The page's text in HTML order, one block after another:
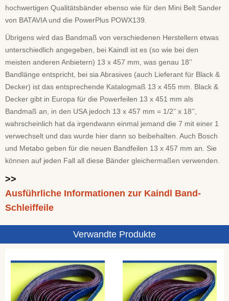
hochwertigen Qualitätsbänder ebenso wie für den Mini Belt Sander
von BATAVIA und die PowerPlus POWX139.
Übrigens wird das Bandmaß von verschiedenen Herstellern etwas
unterschiedlich angegeben, bei Kaindl ist es (so wie bei den
meisten anderen Anbietern) 13 x 457 mm, was genau 18’’
Bandlänge entspricht, bei sia Abrasives (auch Lieferant für Black &
Decker) ist das entsprechende Katalogmaß 13 x 455 mm. Black &
Decker gibt in Europa für die Powerfeilen 13 x 451 mm als
Bandmaß an, in den USA jedoch 13 x 457 mm = 1/2’’ x 18’’,
wahrscheinlich hat da irgendwann einmal jemand die 7 mit einer 1
verwechselt und das wurde hier dann so beibehalten. Auch Bosch
und Metabo geben für die neuen Bandfeilen 13 x 457 mm an. Sie
können auf jeden Fall all diese Bänder gleichermaßen verwenden.
>>
Ausführliche Informationen zur Kaindl Band-
Schleiffeile
Verwandte Produkte